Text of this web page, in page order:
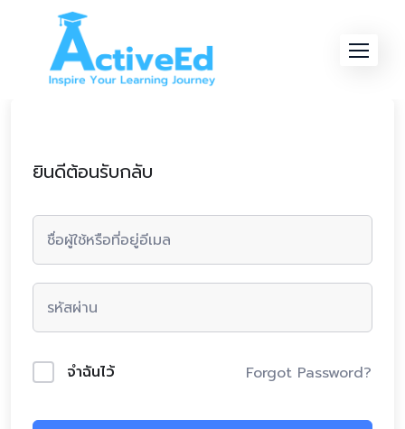
content
ยินดีต้อนรับกลับ
จำฉันไว้ Forgot Password?